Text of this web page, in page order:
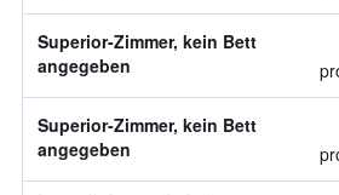
Superior-Zimmer, kein Bett
angegeben
Superior-Zimmer, kein Bett
angegeben